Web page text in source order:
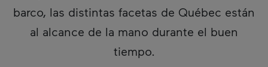
barco, las distintas facetas de Québec están
al alcance de la mano durante el buen
tiempo.